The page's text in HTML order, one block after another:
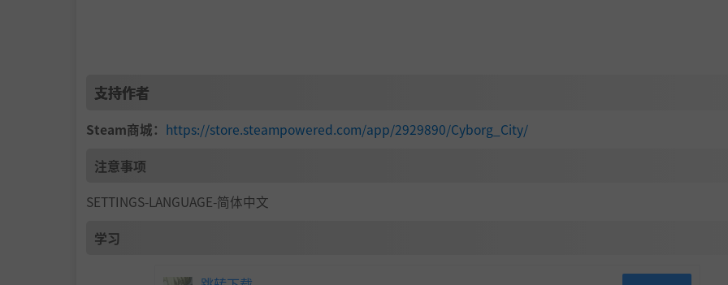
🔵 全身从头到脚定制你的泰坦科技装甲，每件装备都会提升和强化你的子弹时间、火力或喷气背包技能。穿上
科技装甲，即便是武士刀也无法留下划痕。
BOSS
支持作者
Steam商城： https://store.steampowered.com/app/2929890/Cyborg_City/
注意事项
SETTINGS-LANGUAGE-简体中文
学习